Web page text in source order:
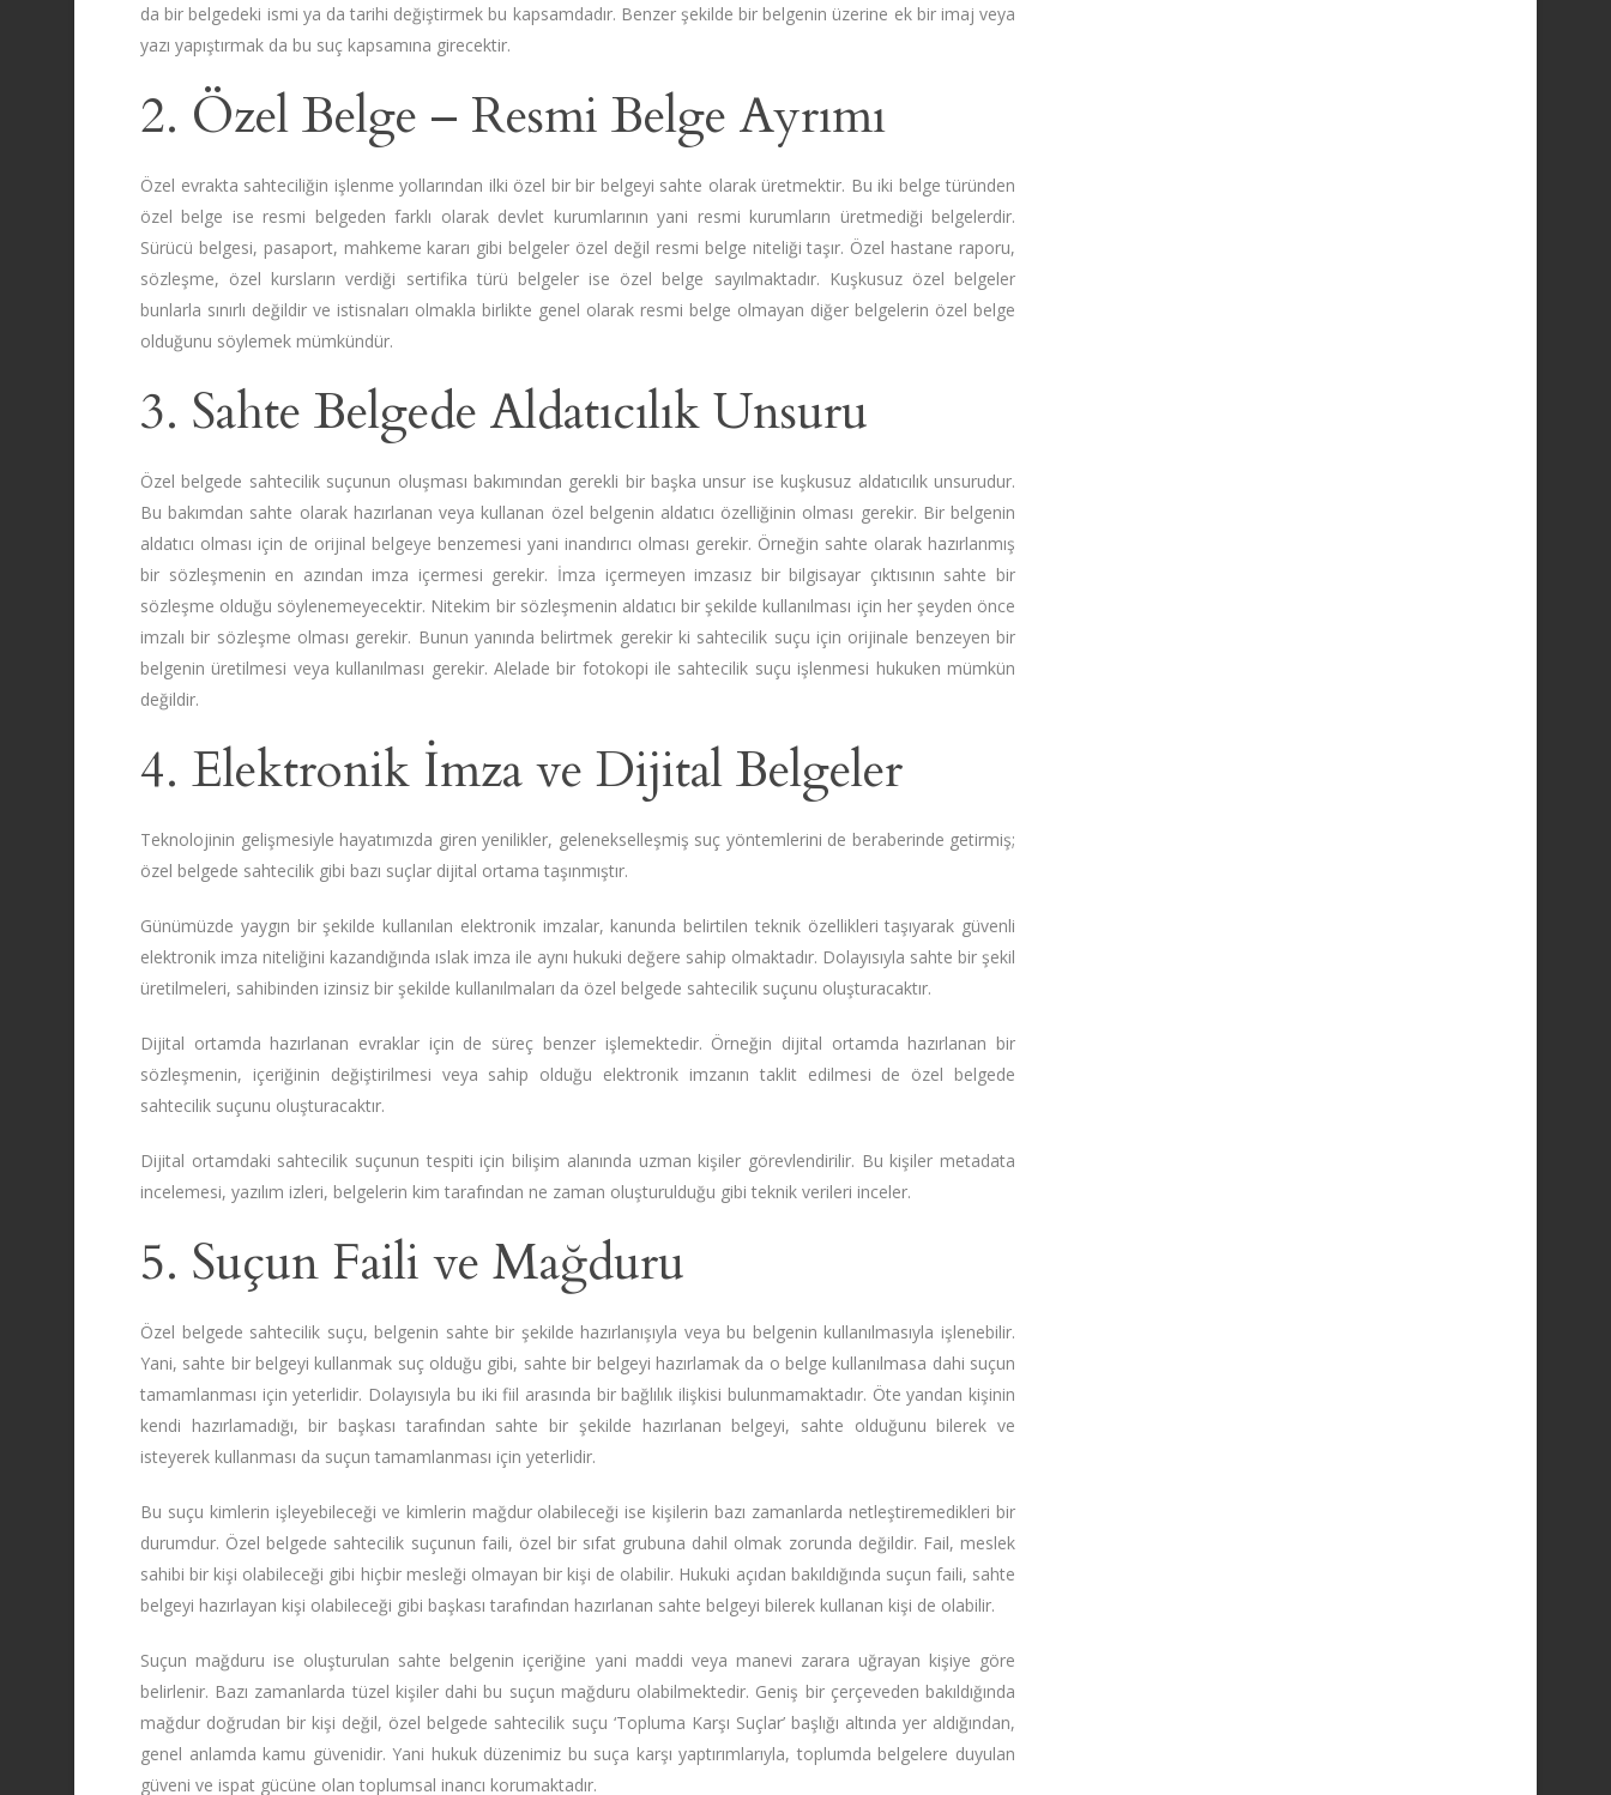
da bir belgedeki ismi ya da tarihi değiştirmek bu kapsamdadır. Benzer şekilde bir belgenin üzerine ek bir imaj veya
yazı yapıştırmak da bu suç kapsamına girecektir.
2. Özel Belge – Resmi Belge Ayrımı
Özel evrakta sahteciliğin işlenme yollarından ilki özel bir bir belgeyi sahte olarak üretmektir. Bu iki belge türünden
özel belge ise resmi belgeden farklı olarak devlet kurumlarının yani resmi kurumların üretmediği belgelerdir.
Sürücü belgesi, pasaport, mahkeme kararı gibi belgeler özel değil resmi belge niteliği taşır. Özel hastane raporu,
sözleşme, özel kursların verdiği sertifika türü belgeler ise özel belge sayılmaktadır. Kuşkusuz özel belgeler
bunlarla sınırlı değildir ve istisnaları olmakla birlikte genel olarak resmi belge olmayan diğer belgelerin özel belge
olduğunu söylemek mümkündür.
3. Sahte Belgede Aldatıcılık Unsuru
Özel belgede sahtecilik suçunun oluşması bakımından gerekli bir başka unsur ise kuşkusuz aldatıcılık unsurudur.
Bu bakımdan sahte olarak hazırlanan veya kullanan özel belgenin aldatıcı özelliğinin olması gerekir. Bir belgenin
aldatıcı olması için de orijinal belgeye benzemesi yani inandırıcı olması gerekir. Örneğin sahte olarak hazırlanmış
bir sözleşmenin en azından imza içermesi gerekir. İmza içermeyen imzasız bir bilgisayar çıktısının sahte bir
sözleşme olduğu söylenemeyecektir. Nitekim bir sözleşmenin aldatıcı bir şekilde kullanılması için her şeyden önce
imzalı bir sözleşme olması gerekir. Bunun yanında belirtmek gerekir ki sahtecilik suçu için orijinale benzeyen bir
belgenin üretilmesi veya kullanılması gerekir. Alelade bir fotokopi ile sahtecilik suçu işlenmesi hukuken mümkün
değildir.
4. Elektronik İmza ve Dijital Belgeler
Teknolojinin gelişmesiyle hayatımızda giren yenilikler, gelenekselleşmiş suç yöntemlerini de beraberinde getirmiş;
özel belgede sahtecilik gibi bazı suçlar dijital ortama taşınmıştır.
Günümüzde yaygın bir şekilde kullanılan elektronik imzalar, kanunda belirtilen teknik özellikleri taşıyarak güvenli
elektronik imza niteliğini kazandığında ıslak imza ile aynı hukuki değere sahip olmaktadır. Dolayısıyla sahte bir şekil
üretilmeleri, sahibinden izinsiz bir şekilde kullanılmaları da özel belgede sahtecilik suçunu oluşturacaktır.
Dijital ortamda hazırlanan evraklar için de süreç benzer işlemektedir. Örneğin dijital ortamda hazırlanan bir
sözleşmenin, içeriğinin değiştirilmesi veya sahip olduğu elektronik imzanın taklit edilmesi de özel belgede
sahtecilik suçunu oluşturacaktır.
Dijital ortamdaki sahtecilik suçunun tespiti için bilişim alanında uzman kişiler görevlendirilir. Bu kişiler metadata
incelemesi, yazılım izleri, belgelerin kim tarafından ne zaman oluşturulduğu gibi teknik verileri inceler.
5. Suçun Faili ve Mağduru
Özel belgede sahtecilik suçu, belgenin sahte bir şekilde hazırlanışıyla veya bu belgenin kullanılmasıyla işlenebilir.
Yani, sahte bir belgeyi kullanmak suç olduğu gibi, sahte bir belgeyi hazırlamak da o belge kullanılmasa dahi suçun
tamamlanması için yeterlidir. Dolayısıyla bu iki fiil arasında bir bağlılık ilişkisi bulunmamaktadır. Öte yandan kişinin
kendi hazırlamadığı, bir başkası tarafından sahte bir şekilde hazırlanan belgeyi, sahte olduğunu bilerek ve
isteyerek kullanması da suçun tamamlanması için yeterlidir.
Bu suçu kimlerin işleyebileceği ve kimlerin mağdur olabileceği ise kişilerin bazı zamanlarda netleştiremedikleri bir
durumdur. Özel belgede sahtecilik suçunun faili, özel bir sıfat grubuna dahil olmak zorunda değildir. Fail, meslek
sahibi bir kişi olabileceği gibi hiçbir mesleği olmayan bir kişi de olabilir. Hukuki açıdan bakıldığında suçun faili, sahte
belgeyi hazırlayan kişi olabileceği gibi başkası tarafından hazırlanan sahte belgeyi bilerek kullanan kişi de olabilir.
Suçun mağduru ise oluşturulan sahte belgenin içeriğine yani maddi veya manevi zarara uğrayan kişiye göre
belirlenir. Bazı zamanlarda tüzel kişiler dahi bu suçun mağduru olabilmektedir. Geniş bir çerçeveden bakıldığında
mağdur doğrudan bir kişi değil, özel belgede sahtecilik suçu ‘Topluma Karşı Suçlar’ başlığı altında yer aldığından,
genel anlamda kamu güvenidir. Yani hukuk düzenimiz bu suça karşı yaptırımlarıyla, toplumda belgelere duyulan
güveni ve ispat gücüne olan toplumsal inancı korumaktadır.